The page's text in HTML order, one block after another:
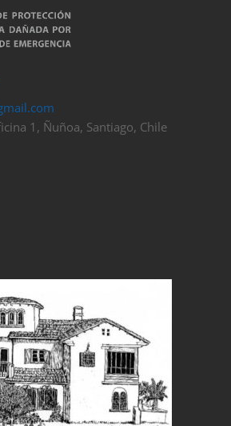
1, Ñuñoa, Santiago, Chile